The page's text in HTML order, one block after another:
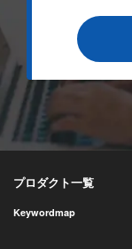
プロダクト一覧
Keywordmap